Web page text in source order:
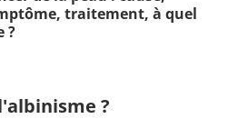
traitement, à quel
?
?